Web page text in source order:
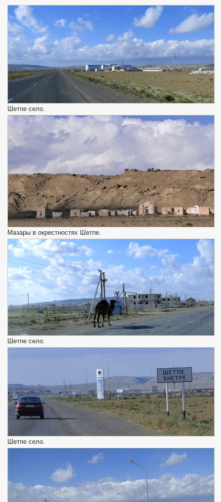
Шетпе село.
Мазары в окрестностях Шетпе.
Шетпе село.
Шетпе село.